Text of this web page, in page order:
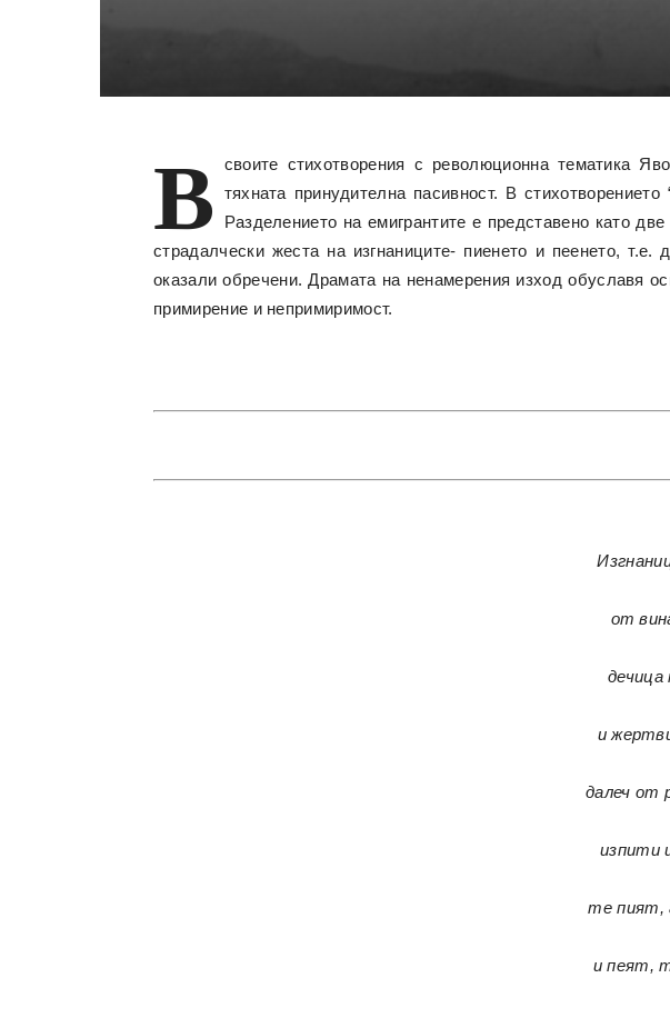
В
своите стихотворения с революционна тематика
тяхната принудителна пасивност. В
Разделението на емигрантите е представено като
страдалчески жеста на изгнаниците- пиенето и пеенето,
оказали обречени. Драмата на ненамерения изход обуславя
примирение и непримиримост.
от
дечица
и
далеч от
изпити
те пият,
и пеят,